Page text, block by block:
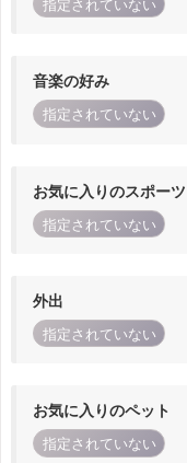
指定されていない
音楽の好み
指定されていない
お気に入りのスポーツ
指定されていない
外出
指定されていない
お気に入りのペット
指定されていない